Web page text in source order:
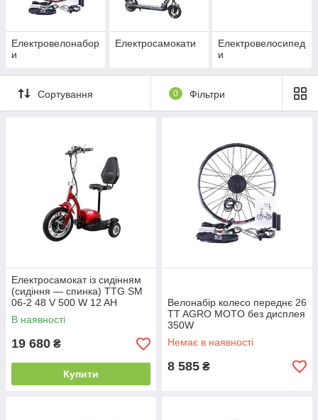
Електровелонабор
и
Електросамокати
Електровелосипед
и
Сортування 0 Фільтри
Електросамокат із сидінням
(сидіння — спинка) TTG SM
06-2 48 V 500 W 12 AH
червоний
В наявності
19 680 ₴
Купити
Велонабір колесо переднє 26
TT AGRO MOTO без дисплея
350W
Немає в наявності
8 585 ₴